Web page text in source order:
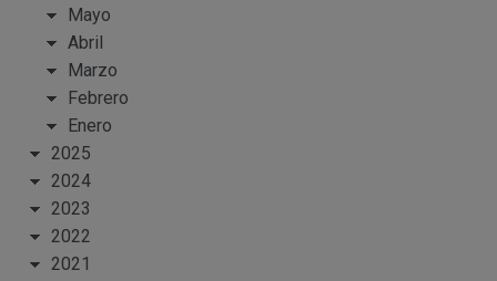
Mayo
Abril
Marzo
Febrero
Enero
2025
2024
2023
2022
2021